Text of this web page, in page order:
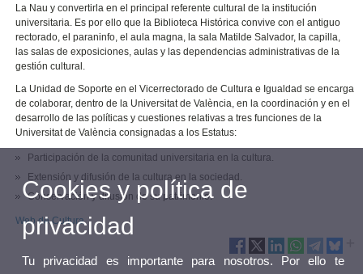
La Nau y convertirla en el principal referente cultural de la institución
universitaria. Es por ello que la Biblioteca Histórica convive con el antiguo
rectorado, el paraninfo, el aula magna, la sala Matilde Salvador, la capilla,
las salas de exposiciones, aulas y las dependencias administrativas de la
gestión cultural.
La Unidad de Soporte en el Vicerrectorado de Cultura e Igualdad se encarga
de colaborar, dentro de la Universitat de València, en la coordinación y en el
desarrollo de las políticas y cuestiones relativas a tres funciones de la
Universitat de València consignadas a los Estatus:
Participación de la comunitad universitaria en la cultura.
Extensión y difusión de la cultura en la sociedad.
Conservación y difusión de su patrimonio.
Web de Cultura
Cookies y política de
privacidad
Tu privacidad es importante para nosotros. Por ello te